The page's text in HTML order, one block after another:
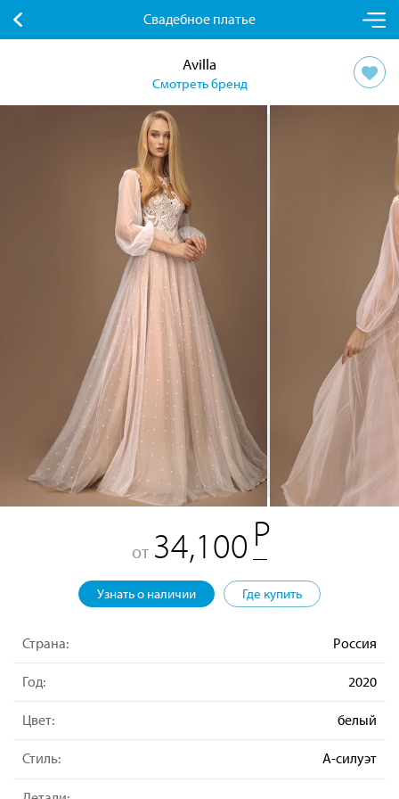
Свадебное платье
Avilla
Смотреть бренд
от 34,100
Узнать о наличии Где купить
Страна: Россия
Год: 2020
Цвет: белый
Стиль: А-силуэт